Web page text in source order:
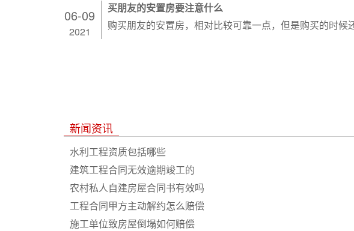
06-09
2021
买朋友的安置房要注意什么
购买朋友的安置房，相对比较可靠一点，但是购买的时
新闻资讯
水利工程资质包括哪些
建筑工程合同无效逾期竣工的
农村私人自建房屋合同书有效吗
工程合同甲方主动解约怎么赔偿
施工单位致房屋倒塌如何赔偿